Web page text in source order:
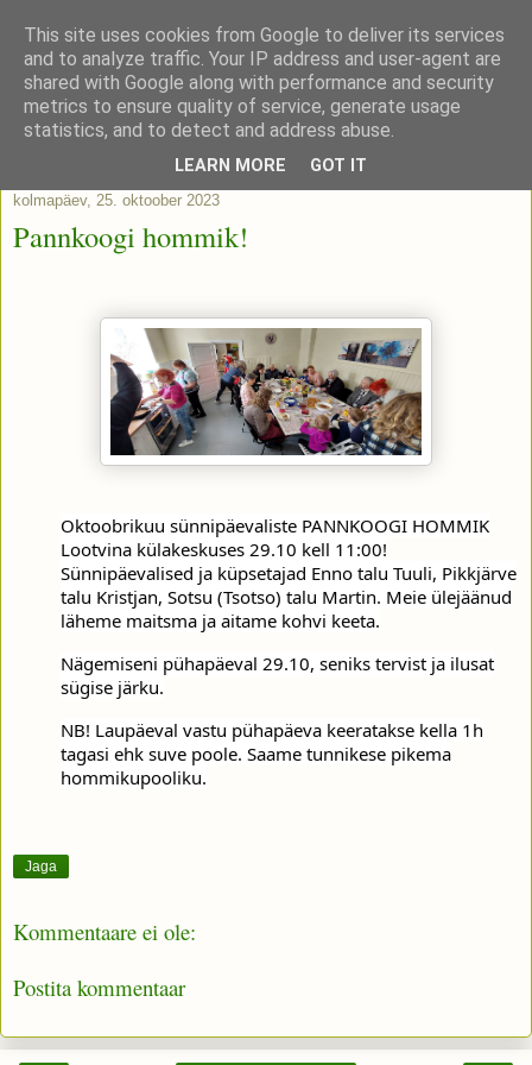
kolmapäev, 25. oktoober 2023
Pannkoogi hommik!
Oktoobrikuu sünnipäevaliste PANNKOOGI HOMMIK
Lootvina külakeskuses 29.10 kell 11:00!
Sünnipäevalised ja küpsetajad Enno talu Tuuli, Pikkjärve
talu Kristjan, Sotsu (Tsotso) talu Martin. Meie ülejäänud
läheme maitsma ja aitame kohvi keeta.
Nägemiseni pühapäeval 29.10, seniks tervist ja ilusat
sügise järku.
NB! Laupäeval vastu pühapäeva keeratakse kella 1h
tagasi ehk suve poole. Saame tunnikese pikema
hommikupooliku.
Jaga
Kommentaare ei ole:
Postita kommentaar
This site uses cookies from Google to deliver its services
and to analyze traffic. Your IP address and user-agent are
shared with Google along with performance and security
metrics to ensure quality of service, generate usage
statistics, and to detect and address abuse.
LEARN MORE GOT IT